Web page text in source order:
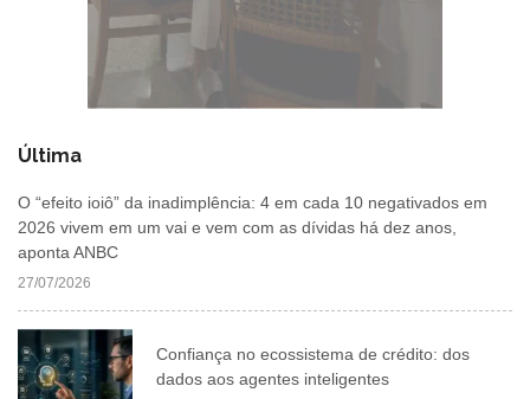
Última
O “efeito ioiô” da inadimplência: 4 em cada 10 negativados em
2026 vivem em um vai e vem com as dívidas há dez anos,
aponta ANBC
27/07/2026
Confiança no ecossistema de crédito: dos
dados aos agentes inteligentes